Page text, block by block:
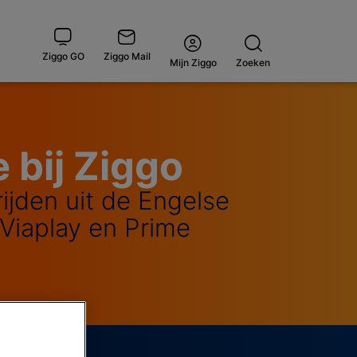
Ziggo GO Ziggo Mail Open
Mijn Ziggo
Zoeken
bij Ziggo
uit de Engelse
en Prime